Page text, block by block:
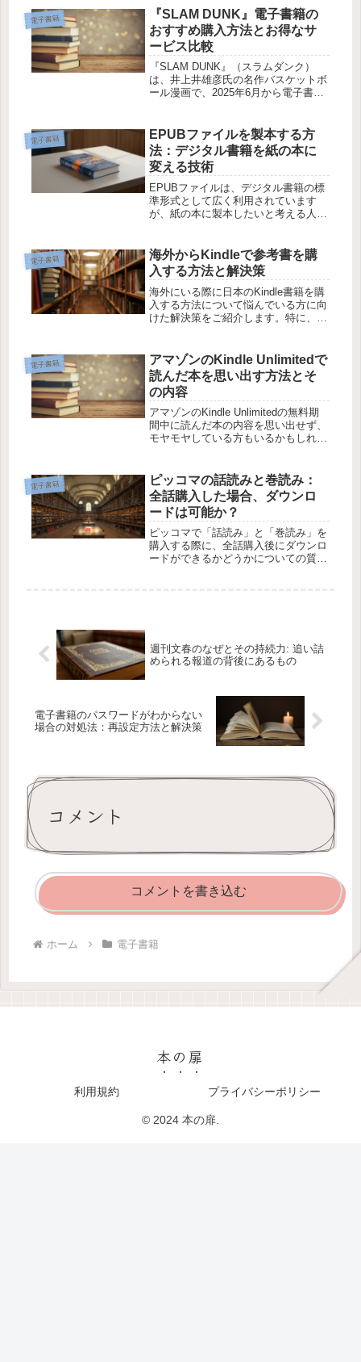
ついて詳しく解説します。ebookjapan
のキャンセルポリ...
電子書籍
『SLAM DUNK』電子書籍の
おすすめ購入方法とお得なサ
ービス比較
『SLAM DUNK』（スラムダンク）
は、井上井雄彦氏の名作バスケットボ
ール漫画で、2025年6月から電子書籍
電子書籍化により、より多くの読者が
手軽に楽しめるようになりまし...
電子書籍
EPUBファイルを製本する方
法：デジタル書籍を紙の本に
変える技術
EPUBファイルは、デジタル書籍の標
準形式として広く利用されています
が、紙の本に製本したいと考える人も
のようにしてデジタルデータを物理的
な書籍に変換できるのかについて詳
し...
電子書籍
海外からKindleで参考書を購
入する方法と解決策
海外にいる際に日本のKindle書籍を購
入する方法について悩んでいる方に向
けた解決策をご紹介します。特に、日
方に役立つ情報です。海外から日本の
Kindle書籍を購入する方法...
電子書籍
アマゾンのKindle Unlimitedで
読んだ本を思い出す方法とそ
の内容
アマゾンのKindle Unlimitedの無料期
間中に読んだ本の内容を思い出せず、
モヤモヤしている方もいるかもしれま
決策が知りたいところです。この記事
では、質問者が提供し...
電子書籍
ピッコマの話読みと巻読み：
全話購入した場合、ダウンロ
ードは可能か？
ピッコマで「話読み」と「巻読み」を
購入する際に、全話購入後にダウンロ
ードができるかどうかについての質問
週刊文春のなぜとその持続力: 追い詰
められる報道の背後にあるもの
電子書籍のパスワードがわからない
場合の対処法：再設定方法と解決策
コメント
コメントを書き込む
ホーム 電子書籍
本の扉
利用規約 プライバシーポリシー
© 2024 本の扉.